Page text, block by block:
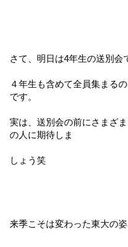
さて、明日は4年生の送別会
４年生も含めて全員集まる
です。
実は、送別会の前にさまざ
の人に期待しま
しょう笑
来季こそは変わった東大の